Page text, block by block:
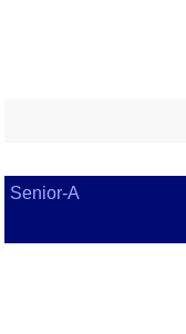
Senior-A